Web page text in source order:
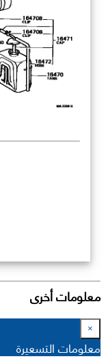
معلومات أخرى
×
معلومات التسعيرة